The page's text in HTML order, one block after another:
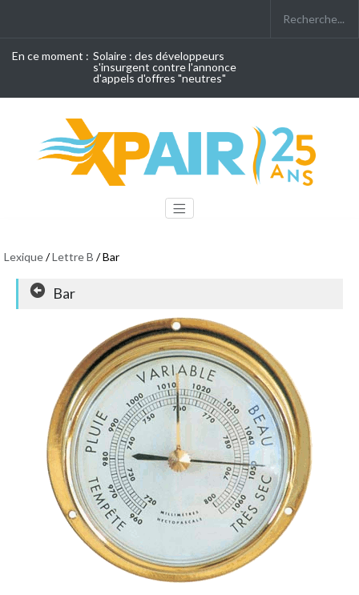
En ce moment : Solaire : des développeurs
s'insurgent contre l'annonce
d'appels d'offres "neutres"
Lexique/Lettre B / Bar
Bar